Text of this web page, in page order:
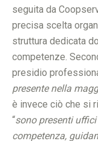
seguita da
precisa scelta
struttura dedicata
competenze.
presidio
presente nella
è invece ciò che si
“sono presenti
competenza,